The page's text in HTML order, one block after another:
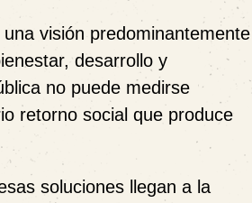
visión predominantemente
desarrollo y
no puede medirse
retorno social que produce
soluciones llegan a la